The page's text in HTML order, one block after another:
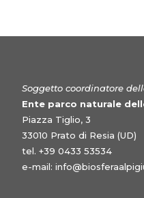
Soggetto coordinatore
Ente parco naturale
Piazza Tiglio, 3
33010 Prato di Resia (UD)
tel. +39 0433 53534
e-mail: